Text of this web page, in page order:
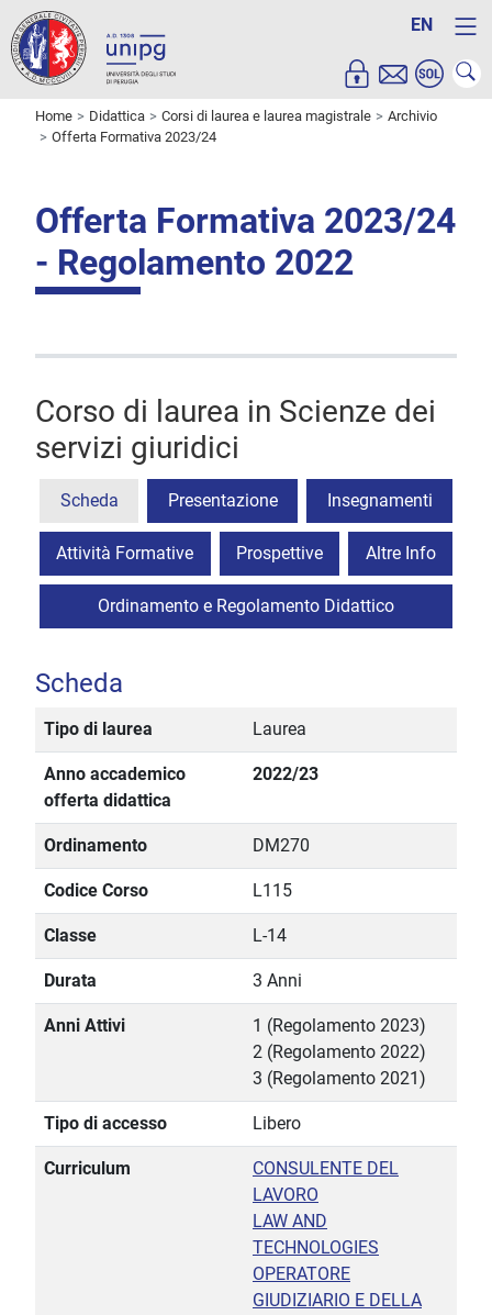
EN
Home Didattica Corsi di laurea e laurea magistrale
Archivio
Offerta Formativa 2023/24
Offerta Formativa 2023/24
- Regolamento 2022
Corso di laurea in Scienze dei
servizi giuridici
Scheda Presentazione Insegnamenti
Attività Formative Prospettive Altre Info
Ordinamento e Regolamento Didattico
Scheda
Tipo di laurea Laurea
Anno accademico
offerta didattica
2022/23
Ordinamento DM270
Codice Corso L115
Classe L-14
Durata 3 Anni
Anni Attivi
1 (Regolamento 2023)
2 (Regolamento 2022)
3 (Regolamento 2021)
Tipo di accesso Libero
Curriculum
CONSULENTE DEL
LAVORO
LAW AND
TECHNOLOGIES
OPERATORE
GIUDIZIARIO E DELLA